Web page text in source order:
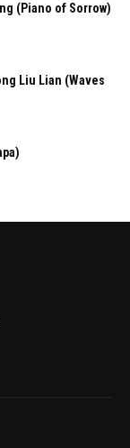
(Piano of Sorrow)
Liu Lian (Waves